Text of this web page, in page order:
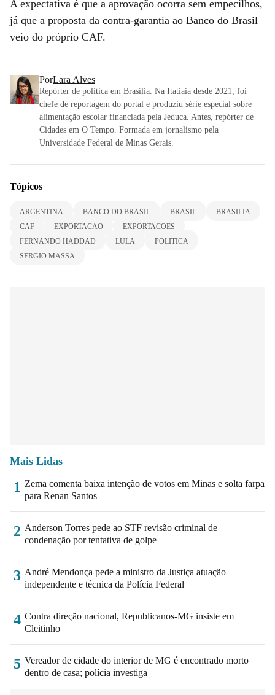
A expectativa é que a aprovação ocorra sem empecilhos,
já que a proposta da contra-garantia ao Banco do Brasil
veio do próprio CAF.
PorLara Alves
Repórter de política em Brasília. Na Itatiaia desde 2021, foi
chefe de reportagem do portal e produziu série especial sobre
alimentação escolar financiada pela Jeduca. Antes, repórter de
Cidades em O Tempo. Formada em jornalismo pela
Universidade Federal de Minas Gerais.
Tópicos
ARGENTINA BANCO DO BRASIL BRASIL
BRASILIA
CAF
EXPORTACAO
EXPORTACOES
FERNANDO HADDAD
LULA
POLITICA
SERGIO MASSA
Mais Lidas
1 Zema comenta baixa intenção de votos em Minas e solta farpa
para Renan Santos
2 Anderson Torres pede ao STF revisão criminal de
condenação por tentativa de golpe
3 André Mendonça pede a ministro da Justiça atuação
independente e técnica da Polícia Federal
4 Contra direção nacional, Republicanos-MG insiste em
Cleitinho
5 Vereador de cidade do interior de MG é encontrado morto
dentro de casa; polícia investiga